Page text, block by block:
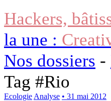
Hackers,
la une :
Nos dossiers -
Tag #Rio
Ecologie Analyse • 31 mai 2012